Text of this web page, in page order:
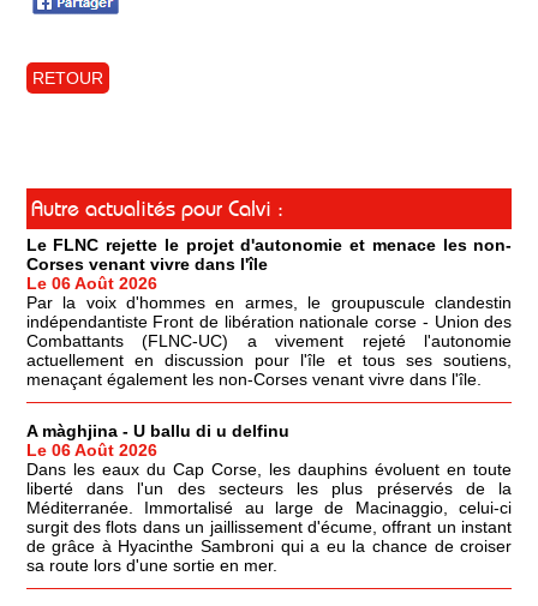
RETOUR
Autre actualités pour Calvi :
Le FLNC rejette le projet d'autonomie et menace les non-
Corses venant vivre dans l'île
Le 06 Août 2026
Par la voix d'hommes en armes, le groupuscule clandestin
indépendantiste Front de libération nationale corse - Union des
Combattants (FLNC-UC) a vivement rejeté l'autonomie
actuellement en discussion pour l'île et tous ses soutiens,
menaçant également les non-Corses venant vivre dans l'île.
A màghjina - U ballu di u delfinu
Le 06 Août 2026
Dans les eaux du Cap Corse, les dauphins évoluent en toute
liberté dans l'un des secteurs les plus préservés de la
Méditerranée. Immortalisé au large de Macinaggio, celui-ci
surgit des flots dans un jaillissement d'écume, offrant un instant
de grâce à Hyacinthe Sambroni qui a eu la chance de croiser
sa route lors d'une sortie en mer.